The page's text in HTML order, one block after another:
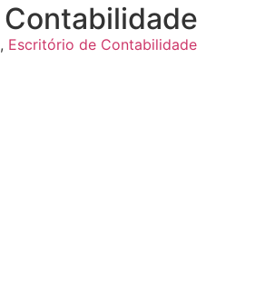
, Escritório de Contabilidade